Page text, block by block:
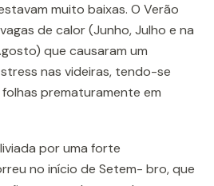
muito baixas. O Verão
de calor (Junho, Julho e na
que causaram um
nas videiras, tendo-se
prematuramente em
por uma forte
no início de Setem- bro, que